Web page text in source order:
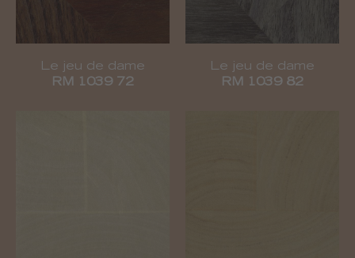
Le jeu de dame
RM 1039 72
Le jeu de dame
RM 1039 82